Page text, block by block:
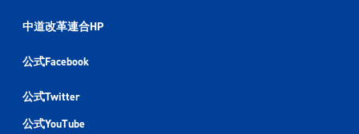
中道改革連合HP
公式Facebook
公式Twitter
公式YouTube